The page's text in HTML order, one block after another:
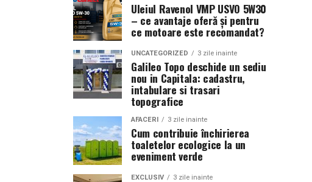
Uleiul Ravenol VMP USVO 5W30
– ce avantaje oferă și pentru
ce motoare este recomandat?
UNCATEGORIZED 3 zile inainte
Galileo Topo deschide un sediu
nou in Capitala: cadastru,
intabulare si trasari
topografice
AFACERI 3 zile inainte
Cum contribuie închirierea
toaletelor ecologice la un
eveniment verde
EXCLUSIV 3 zile inainte